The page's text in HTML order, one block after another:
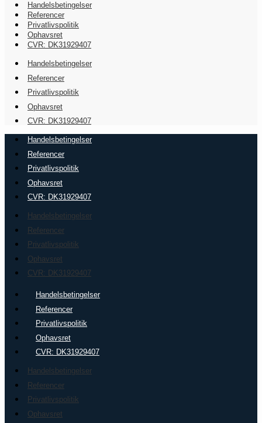
Handelsbetingelser
Referencer
Privatlivspolitik
Ophavsret
CVR: DK31929407
Handelsbetingelser
Referencer
Privatlivspolitik
Ophavsret
CVR: DK31929407
Handelsbetingelser
Referencer
Privatlivspolitik
Ophavsret
CVR: DK31929407
Handelsbetingelser
Referencer
Privatlivspolitik
Ophavsret
CVR: DK31929407
Handelsbetingelser
Referencer
Privatlivspolitik
Ophavsret
CVR: DK31929407
Handelsbetingelser
Referencer
Privatlivspolitik
Ophavsret